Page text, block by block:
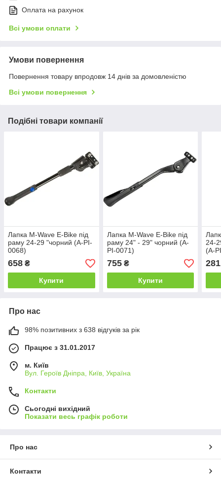
Оплата на рахунок
Всі умови оплати
Умови повернення
Повернення товару впродовж 14 днів за домовленістю
Всі умови повернення
Подібні товари компанії
Лапка M-Wave E-Bike під
раму 24-29 "чорний (A-PI-
0068)
658 ₴
Купити
Лапка M-Wave E-Bike під
раму 24" - 29" чорний (A-
PI-0071)
755₴
Купити
24-
(A-
281
Про нас
98% позитивних з 638 відгуків за рік
Працює з 31.01.2017
м. Київ
Вул. Героїв Дніпра, Київ, Україна
Контакти
Сьогодні вихідний
Показати весь графік роботи
Про нас
Контакти